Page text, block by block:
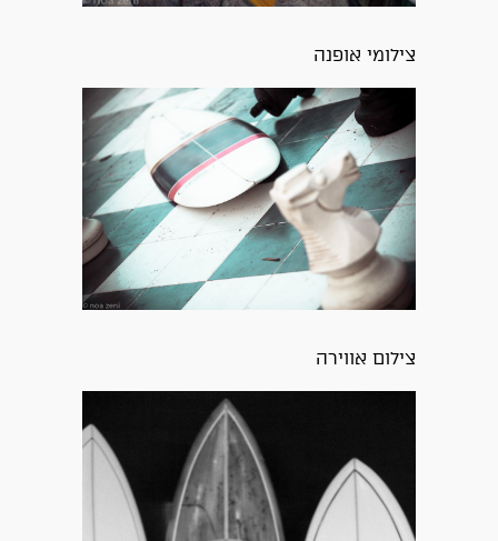
צילומי אופנה
צילום אווירה